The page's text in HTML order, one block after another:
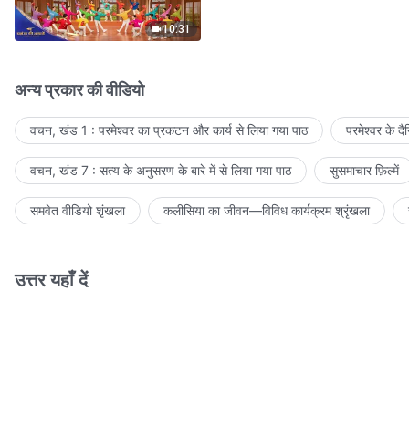
10:31
अन्य प्रकार की वीडियो
वचन, खंड 1 : परमेश्वर का प्रकटन और कार्य से लिया गया पाठ परमेश्वर के
वचन, खंड 7 : सत्य के अनुसरण के बारे में से लिया गया पाठ सुसमाचार फ़िल्में
समवेत वीडियो शृंखला कलीसिया का जीवन—विविध कार्यक्रम श्रृंखला
उत्तर यहाँ दें